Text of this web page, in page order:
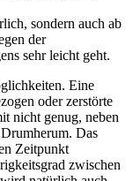
sondern auch ab
der
sehr leicht geht.
Eine
oder zerstörte
nicht genug, neben
Das
Zeitpunkt
zwischen